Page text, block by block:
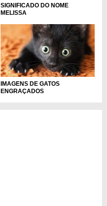
SIGNIFICADO DO NOME
MELISSA
IMAGENS DE GATOS
ENGRAÇADOS